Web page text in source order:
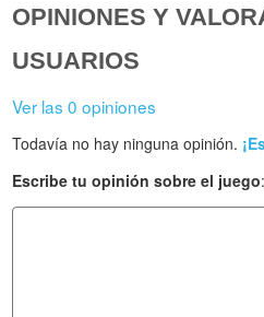
OPINIONES Y
USUARIOS
Ver las 0 opiniones
Todavía no hay ninguna opinión.
Escribe tu opinión sobre el juego: